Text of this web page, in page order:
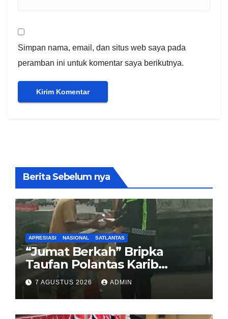
Simpan nama, email, dan situs web saya pada
peramban ini untuk komentar saya berikutnya.
Berita Sebelum nya
APRESIASI NASIONAL SATLANTAS
“Jumat Berkah” Bripka
Taufan Polantas Karib
Bagikan Nasi Kotak untuk
Sopir Truk yang Mogok di KM
00 Pondok Aren
7 AGUSTUS 2026 ADMIN